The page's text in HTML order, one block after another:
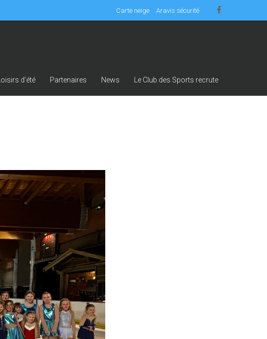
Carte neige Aravis sécurité
Loisirs d’été Partenaires News Le Club des Sports recrute